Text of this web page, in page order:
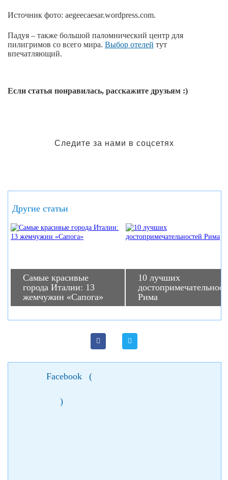
Источник фото: aegeecaesar.wordpress.com.
Падуя – также большой паломнический центр для
пилигримов со всего мира. Выбор отелей тут
впечатляющий.
Если статья понравилась, расскажите друзьям :)
Следите за нами в соцсетях
Другие статьи
Самые красивые
города Италии: 13
жемчужин «Сапога»
10 лучших
Рима
Facebook (
)